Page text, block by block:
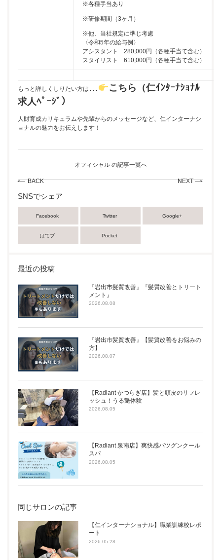
※各種手当あり
※研修期間（3ヶ月）
※他、当社規定に準じ考慮
〈令和5年の給与例〉
アシスタント 280,000円（各種手当て含む）
スタイリスト 610,000円（各種手当て含む）
もっと詳しくしりたい方は …
こちら（仁ｲﾝﾀｰﾅｼｮﾅﾙ
求人ﾍﾟｰｼﾞ）
人財育成カリキュラムや先輩からのメッセージなど、仁インターナシ
ョナルの魅力をお伝えします！
BACK
オフィシャル の記事一覧へ
NEXT
SNSでシェア
Facebook Twitter Google+
はてブ Pocket
最近の投稿
『岩出市髪質改善』『髪質改善とトリート
メント』
2026.08.08
『岩出市髪質改善』【髪質改善をお悩みの
方】
2026.08.07
【Radiant かつらぎ店】髪と頭皮のリフレ
ッシュ！うる艶体験
2026.08.05
【Radiant 泉南店】爽快感バツグンクール
スパ
2026.08.05
同じサロンの記事
【仁インターナショナル】職業訓練校レポ
ート
2026.05.28